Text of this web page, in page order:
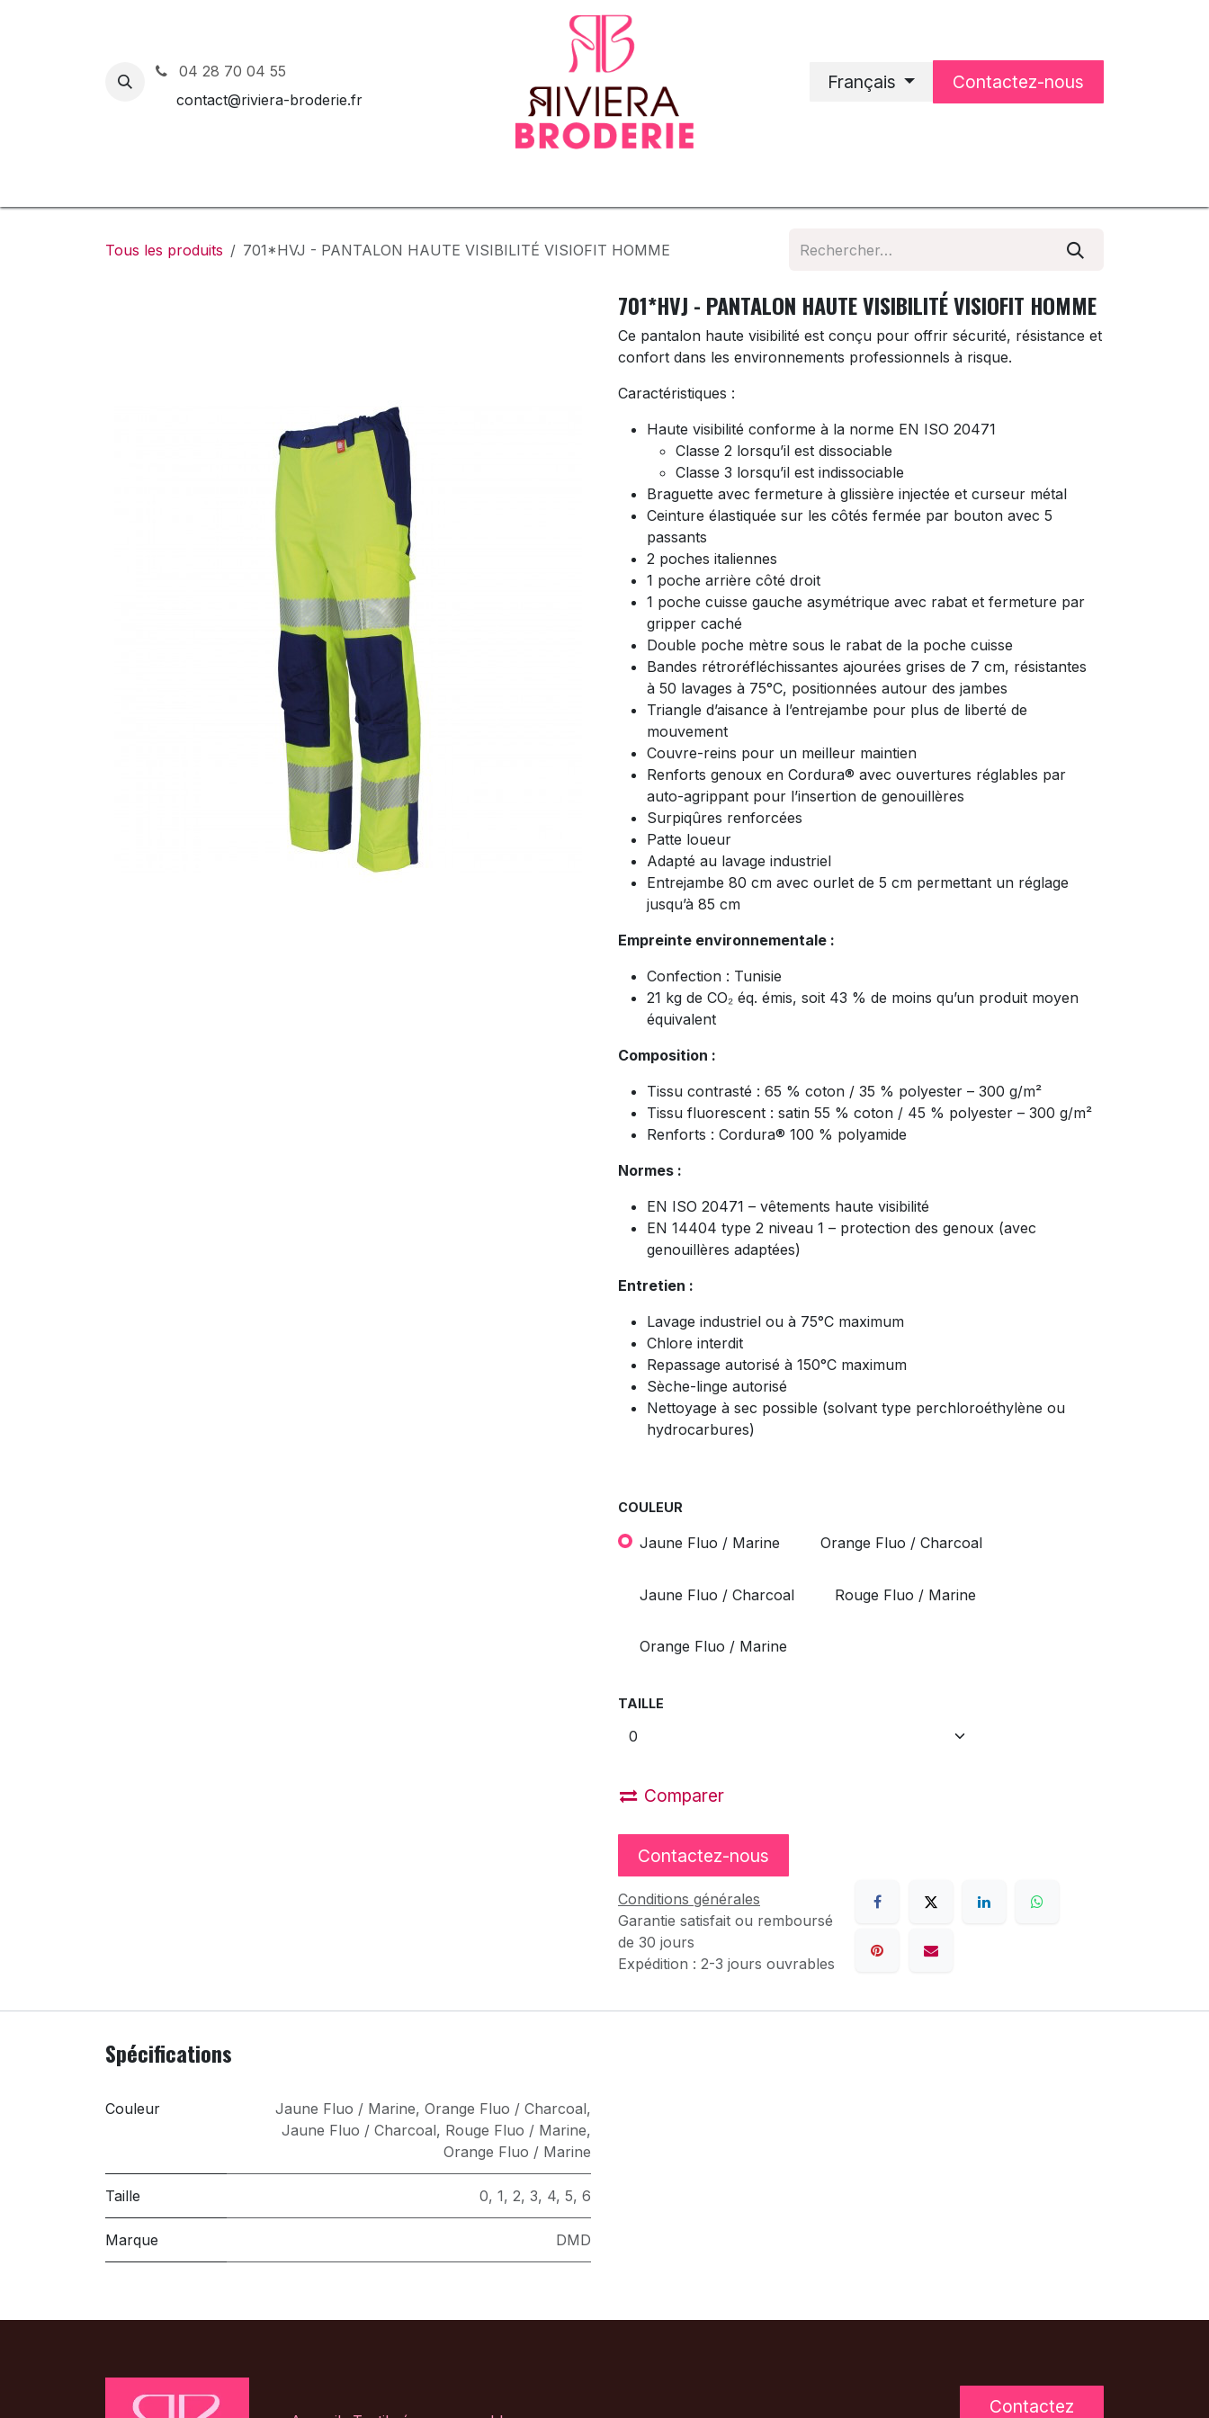
04 28 70 04 55
contact@riviera-broderie.fr
Français Contactez-nous
Tous les produits 701*HVJ - PANTALON HAUTE VISIBILITÉ VISIOFIT HOMME
701*HVJ - PANTALON HAUTE VISIBILITÉ VISIOFIT HOMME
Ce pantalon haute visibilité est conçu pour offrir sécurité, résistance et
confort dans les environnements professionnels à risque.
Caractéristiques :
Haute visibilité conforme à la norme EN ISO 20471
Classe 2 lorsqu’il est dissociable
Classe 3 lorsqu’il est indissociable
Braguette avec fermeture à glissière injectée et curseur métal
Ceinture élastiquée sur les côtés fermée par bouton avec 5
passants
2 poches italiennes
1 poche arrière côté droit
1 poche cuisse gauche asymétrique avec rabat et fermeture par
gripper caché
Double poche mètre sous le rabat de la poche cuisse
Bandes rétroréfléchissantes ajourées grises de 7 cm, résistantes
à 50 lavages à 75°C, positionnées autour des jambes
Triangle d’aisance à l’entrejambe pour plus de liberté de
mouvement
Couvre-reins pour un meilleur maintien
Renforts genoux en Cordura® avec ouvertures réglables par
auto-agrippant pour l’insertion de genouillères
Surpiqûres renforcées
Patte loueur
Adapté au lavage industriel
Entrejambe 80 cm avec ourlet de 5 cm permettant un réglage
jusqu’à 85 cm
Empreinte environnementale :
Confection : Tunisie
21 kg de CO₂ éq. émis, soit 43 % de moins qu’un produit moyen
équivalent
Composition :
Tissu contrasté : 65 % coton / 35 % polyester – 300 g/m²
Tissu fluorescent : satin 55 % coton / 45 % polyester – 300 g/m²
Renforts : Cordura® 100 % polyamide
Normes :
EN ISO 20471 – vêtements haute visibilité
EN 14404 type 2 niveau 1 – protection des genoux (avec
genouillères adaptées)
Entretien :
Lavage industriel ou à 75°C maximum
Chlore interdit
Repassage autorisé à 150°C maximum
Sèche-linge autorisé
Nettoyage à sec possible (solvant type perchloroéthylène ou
hydrocarbures)
COULEUR
Jaune Fluo / Marine Orange Fluo / Charcoal
Jaune Fluo / Charcoal Rouge Fluo / Marine
Orange Fluo / Marine
TAILLE
Comparer
Contactez-nous
Conditions générales
Garantie satisfait ou remboursé
de 30 jours
Expédition : 2-3 jours ouvrables
Spécifications
Couleur Jaune Fluo / Marine, Orange Fluo / Charcoal,
Jaune Fluo / Charcoal, Rouge Fluo / Marine,
Orange Fluo / Marine
Taille 0, 1, 2, 3, 4, 5, 6
Marque DMD
Contactez